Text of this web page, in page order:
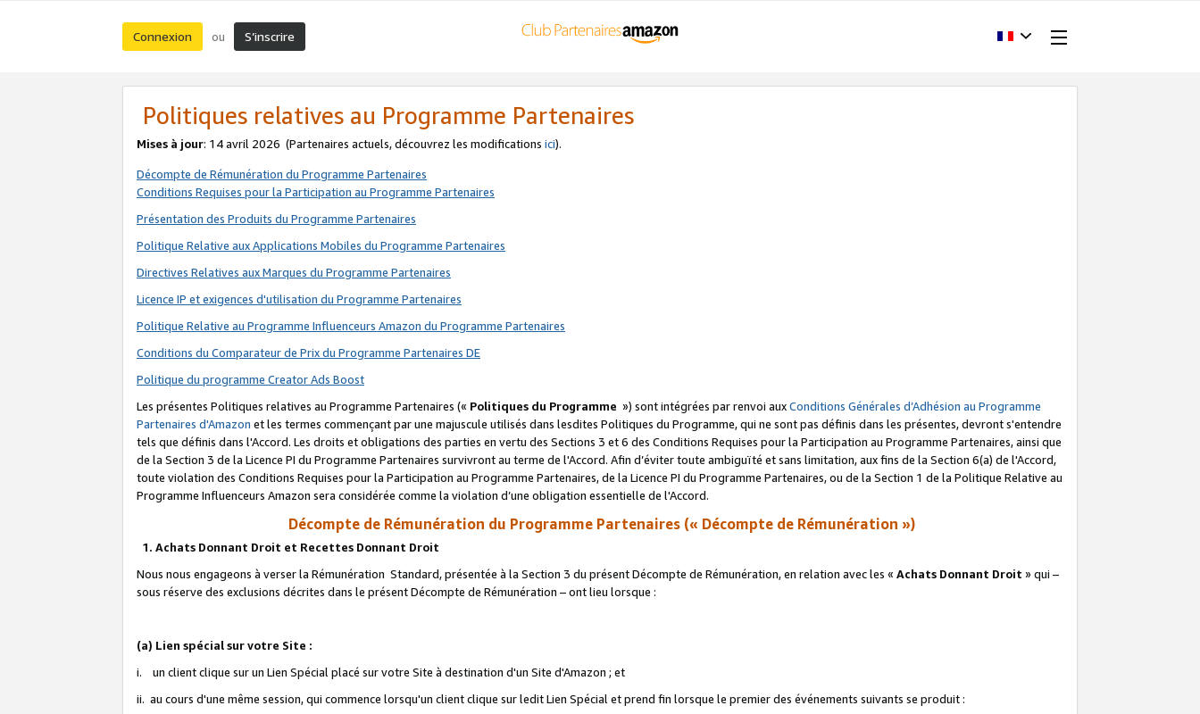
Connexion ou S’inscrire
Politiques relatives au Programme Partenaires
Mises à jour: 14 avril 2026 (Partenaires actuels, découvrez les modifications ici).
Décompte de Rémunération du Programme Partenaires
Conditions Requises pour la Participation au Programme Partenaires
Présentation des Produits du Programme Partenaires
Politique Relative aux Applications Mobiles du Programme Partenaires
Directives Relatives aux Marques du Programme Partenaires
Licence IP et exigences d'utilisation du Programme Partenaires
Politique Relative au Programme Influenceurs Amazon du Programme Partenaires
Conditions du Comparateur de Prix du Programme Partenaires DE
Politique du programme Creator Ads Boost
Les présentes Politiques relatives au Programme Partenaires (« Politiques du Programme ») sont intégrées par renvoi auxConditions Générales d’Adhésion au Programme
Partenaires d'Amazon et les termes commençant par une majuscule utilisés dans lesdites Politiques du Programme, qui ne sont pas définis dans les présentes, devront s'entendre
tels que définis dans l'Accord. Les droits et obligations des parties en vertu des Sections 3 et 6 des Conditions Requises pour la Participation au Programme Partenaires, ainsi que
de la Section 3 de la Licence PI du Programme Partenaires survivront au terme de l'Accord. Afin d’éviter toute ambiguïté et sans limitation, aux fins de la Section 6(a) de l'Accord,
toute violation des Conditions Requises pour la Participation au Programme Partenaires, de la Licence PI du Programme Partenaires, ou de la Section 1 de la Politique Relative au
Programme Influenceurs Amazon sera considérée comme la violation d’une obligation essentielle de l'Accord.
Décompte de Rémunération du Programme Partenaires (« Décompte de Rémunération »)
1. Achats Donnant Droit et Recettes Donnant Droit
Nous nous engageons à verser la Rémunération Standard, présentée à la Section 3 du présent Décompte de Rémunération, en relation avec les « Achats Donnant Droit » qui –
sous réserve des exclusions décrites dans le présent Décompte de Rémunération – ont lieu lorsque :
(a) Lien spécial sur votre Site :
i. un client clique sur un Lien Spécial placé sur votre Site à destination d'un Site d'Amazon ; et
ii. au cours d'une même session, qui commence lorsqu'un client clique sur ledit Lien Spécial et prend fin lorsque le premier des événements suivants se produit :